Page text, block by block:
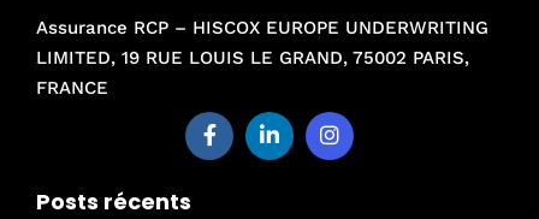
Assurance RCP – HISCOX EUROPE UNDERWRITING
LIMITED, 19 RUE LOUIS LE GRAND, 75002 PARIS,
FRANCE
Posts récents